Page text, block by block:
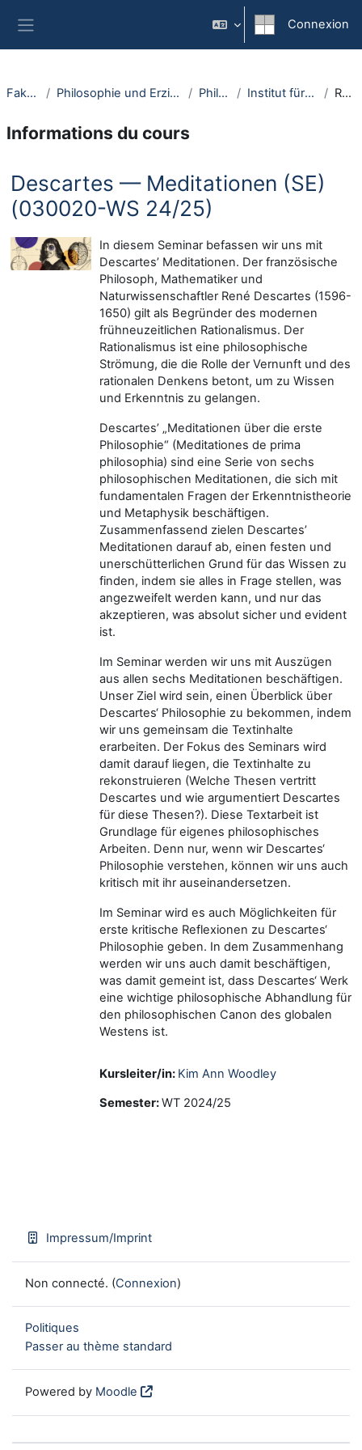
Connexion
Fakultäten Philosophie und Erziehungswissenschaft Philosophie Institut für Philosophie I Résumé
Informations du cours
Descartes — Meditationen (SE)
(030020-WS 24/25)
In diesem Seminar befassen wir uns mit
Descartes’ Meditationen. Der französische
Philosoph, Mathematiker und
Naturwissenschaftler René Descartes (1596-
1650) gilt als Begründer des modernen
frühneuzeitlichen Rationalismus. Der
Rationalismus ist eine philosophische
Strömung, die die Rolle der Vernunft und des
rationalen Denkens betont, um zu Wissen
und Erkenntnis zu gelangen.
Descartes’ „Meditationen über die erste
Philosophie“ (Meditationes de prima
philosophia) sind eine Serie von sechs
philosophischen Meditationen, die sich mit
fundamentalen Fragen der Erkenntnistheorie
und Metaphysik beschäftigen.
Zusammenfassend zielen Descartes’
Meditationen darauf ab, einen festen und
unerschütterlichen Grund für das Wissen zu
finden, indem sie alles in Frage stellen, was
angezweifelt werden kann, und nur das
akzeptieren, was absolut sicher und evident
ist.
Im Seminar werden wir uns mit Auszügen
aus allen sechs Meditationen beschäftigen.
Unser Ziel wird sein, einen Überblick über
Descartes‘ Philosophie zu bekommen, indem
wir uns gemeinsam die Textinhalte
erarbeiten. Der Fokus des Seminars wird
damit darauf liegen, die Textinhalte zu
rekonstruieren (Welche Thesen vertritt
Descartes und wie argumentiert Descartes
für diese Thesen?). Diese Textarbeit ist
Grundlage für eigenes philosophisches
Arbeiten. Denn nur, wenn wir Descartes‘
Philosophie verstehen, können wir uns auch
kritisch mit ihr auseinandersetzen.
Im Seminar wird es auch Möglichkeiten für
erste kritische Reflexionen zu Descartes‘
Philosophie geben. In dem Zusammenhang
werden wir uns auch damit beschäftigen,
was damit gemeint ist, dass Descartes‘ Werk
eine wichtige philosophische Abhandlung für
den philosophischen Canon des globalen
Westens ist.
Kursleiter/in: Kim Ann Woodley
Semester:WT 2024/25
Impressum/Imprint
Non connecté. (Connexion)
Politiques
Passer au thème standard
Powered by Moodle